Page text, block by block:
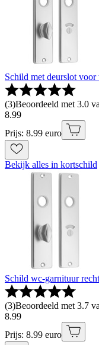
Schild met deurslot
(3)Beoordeeld met 3.0
8.99
Prijs: 8.99 euro
Bekijk alles in kortschild
Schild wc-garnituur
(3)Beoordeeld met 3.7
8.99
Prijs: 8.99 euro